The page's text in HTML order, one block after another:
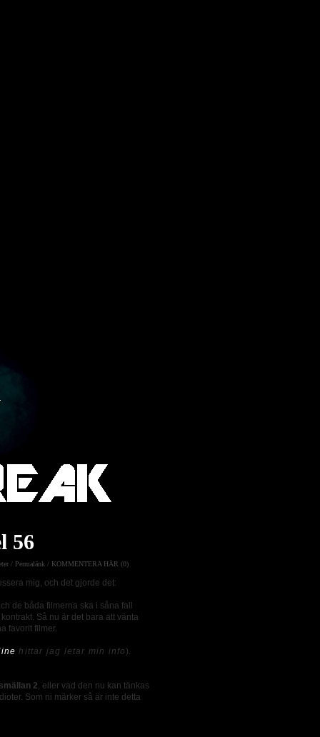
56
/ Permalänk / KOMMENTERA HÄR (0)
mig, och det gjorde det:
de båda filmerna ska i såna fall
Så nu är det bara att vänta
favorit filmer.
hittar jag letar min info).
2, eller vad den nu kan tänkas
Som ni märker så är inte detta